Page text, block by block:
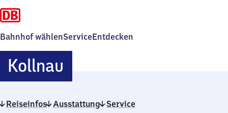
Bahnhof wählenServiceEntdecken
Kollnau
Reiseinfos Ausstattung Service